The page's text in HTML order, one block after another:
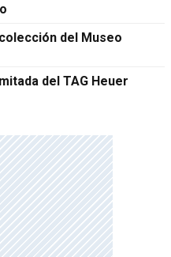
del Museo
del TAG Heuer